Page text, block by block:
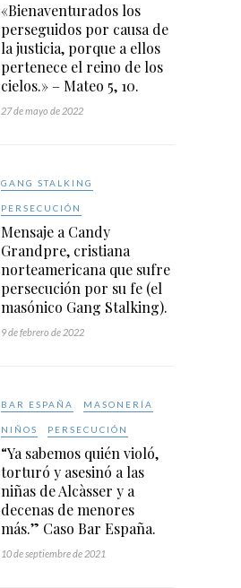
«Bienaventurados los
perseguidos por causa de
la justicia, porque a ellos
pertenece el reino de los
cielos.» – Mateo 5, 10.
27 de mayo de 2022
GANG STALKING
PERSECUCIÓN
Mensaje a Candy
Grandpre, cristiana
norteamericana que sufre
persecución por su fe (el
masónico Gang Stalking).
9 de febrero de 2022
BAR ESPAÑA MASONERÍA
NIÑOS PERSECUCIÓN
“Ya sabemos quién violó,
torturó y asesinó a las
niñas de Alcàsser y a
decenas de menores
más.” Caso Bar España.
10 de septiembre de 2021